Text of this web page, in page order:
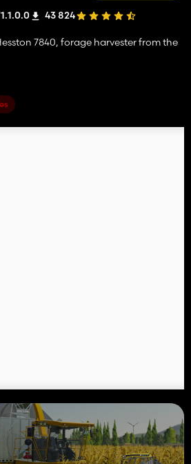
43 824
7840, forage harvester from the